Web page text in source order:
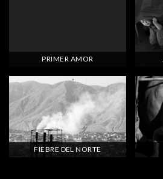
PRIMER AMOR
FIEBRE DEL NORTE